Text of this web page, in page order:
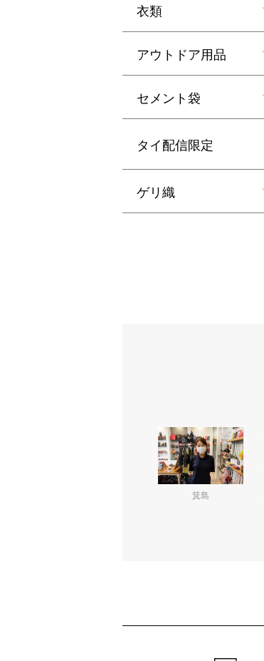
衣類
アウトドア用品
セメント袋
タイ配信限定
ゲリ織
箕島